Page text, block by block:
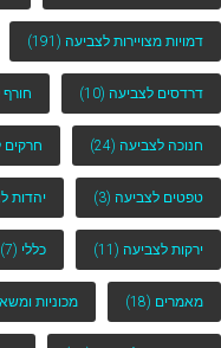
דמויות מצויירות לצביעה (191)
דרדסים לצביעה (10)
חנוכה לצביעה (24) חרקים
טפטים לצביעה (3) יהדות
ירקות לצביעה (11) כללי (7)
מאמרים (18) מכוניות